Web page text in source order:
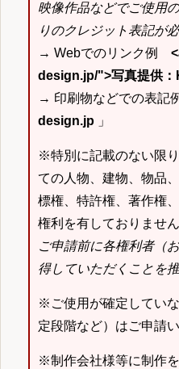
映像作品などでご使用
りのクレジット表記が必
→ Webでのリンク例
design.jp/">写真提供
→ 印刷物などでの表記
design.jp 」
※特別に記載のない限
ての人物、建物、物品
標権、特許権、著作権
権利を有しておりません
ご申請前に各権利者（
得していただくことを
※ご使用が確定してい
定段階など）はご申請
※制作会社様等に制作